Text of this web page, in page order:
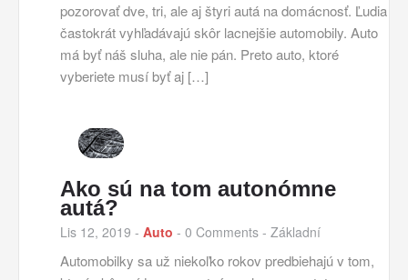
pozorovať dve, tri, ale aj štyri autá na domácnosť. Ľudia
častokrát vyhľadávajú skôr lacnejšie automobily. Auto
má byť náš sluha, ale nie pán. Preto auto, ktoré
vyberiete musí byť aj […]
Ako sú na tom autonómne
autá?
Lis 12, 2019 - Auto - 0 Comments - Základní
Automobilky sa už niekoľko rokov predbiehajú v tom,